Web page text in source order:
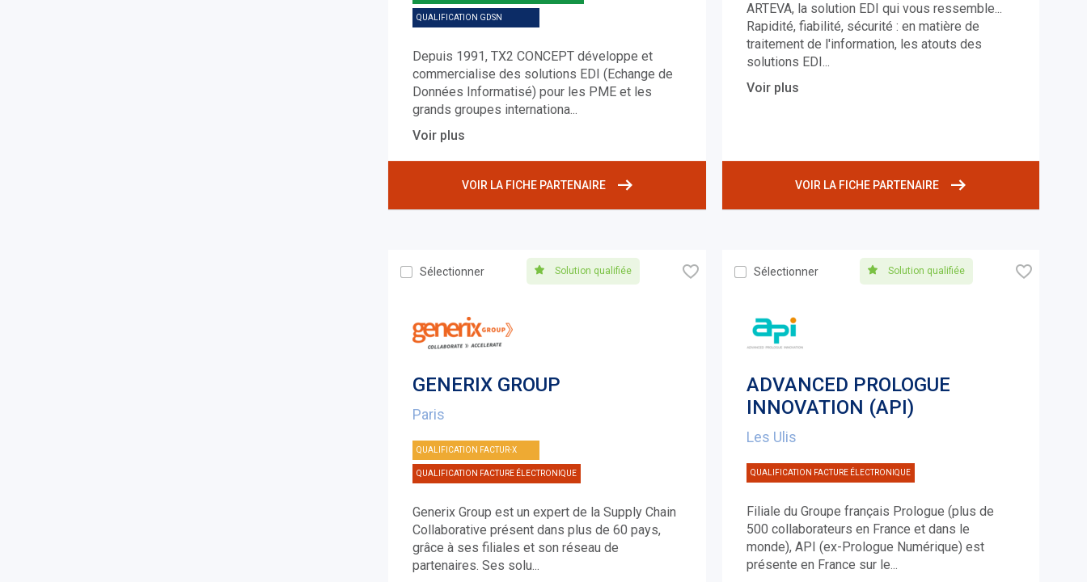
QUALIFICATION GDSN
Depuis 1991, TX2 CONCEPT développe et
commercialise des solutions EDI (Echange de
Données Informatisé) pour les PME et les
grands groupes internationa...
Voir plus
VOIR LA FICHE PARTENAIRE
ARTEVA, la solution EDI qui vous ressemble...
Rapidité, fiabilité, sécurité : en matière de
traitement de l'information, les atouts des
solutions EDI ...
Voir plus
VOIR LA FICHE PARTENAIRE
Sélectionner Solution qualifiée 🧡
GENERIX GROUP
Paris
QUALIFICATION FACTUR-X
QUALIFICATION FACTURE ÉLECTRONIQUE
Generix Group est un expert de la Supply Chain
Collaborative présent dans plus de 60 pays,
grâce à ses filiales et son réseau de
partenaires. Ses solu...
Sélectionner Solution qualifiée 🧡
ADVANCED PROLOGUE
INNOVATION (API)
Les Ulis
QUALIFICATION FACTURE ÉLECTRONIQUE
Filiale du Groupe français Prologue (plus de
500 collaborateurs en France et dans le
monde), API (ex-Prologue Numérique) est
présente en France sur le...